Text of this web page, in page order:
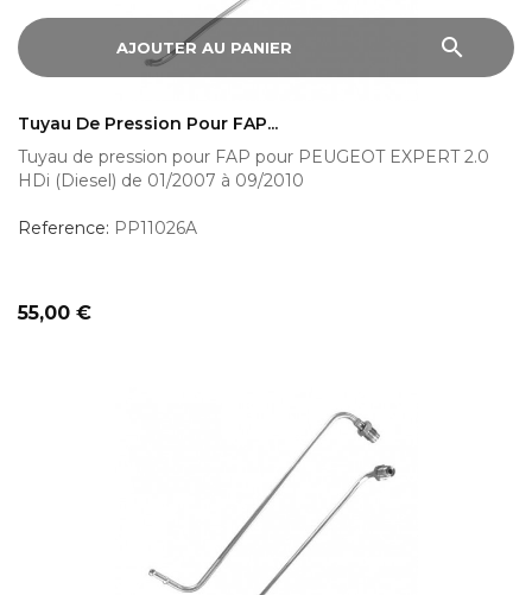
AJOUTER AU PANIER search
Tuyau De Pression Pour FAP...
Tuyau de pression pour FAP pour PEUGEOT EXPERT 2.0
HDi (Diesel) de 01/2007 à 09/2010
Reference: PP11026A
Prix
55,00 €